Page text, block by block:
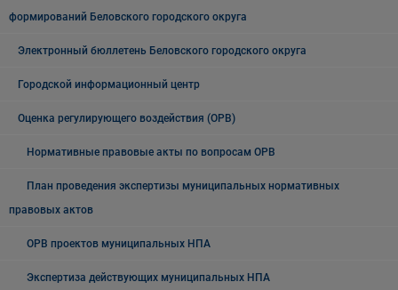
формирований Беловского городского округа
Электронный бюллетень Беловского городского округа
Городской информационный центр
Оценка регулирующего воздействия (ОРВ)
Нормативные правовые акты по вопросам ОРВ
План проведения экспертизы муниципальных нормативных
правовых актов
ОРВ проектов муниципальных НПА
Экспертиза действующих муниципальных НПА